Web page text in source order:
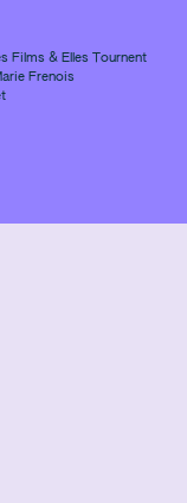
Films & Elles Tournent
Frenois